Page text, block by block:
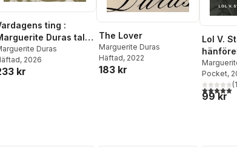
ting :
Duras talar
Jérôme Beaujour
Duras
, 2026
kr
The Lover
Marguerite Duras
Häftad, 2022
183 kr
Lol V.
Pocket,
5,0utav 5(1
99 kr